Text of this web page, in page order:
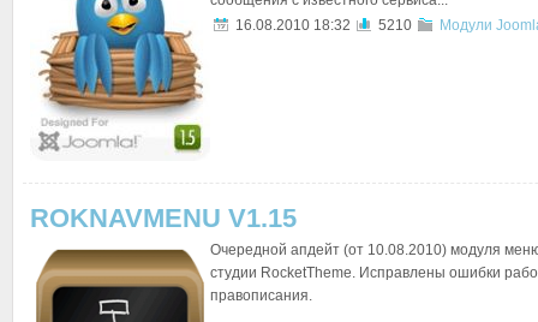
16.08.2010 18:32
5210 Модули
ROKNAVMENU V1.15
Очередной апдейт (от 10.08.2010) модуля
студии RocketTheme. Исправлены ошибки
правописания.